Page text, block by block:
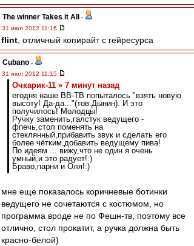
The winner Takes it All
-
31 июл 2012 11:16
flint , отличный копирайт с гейресурса
Cubano -
31 июл 2012 11:15
Очкарик-11 » 7 минут назад
егодня наше ВВ-ТВ попыталось "взять новую
высоту! Да-да..."(тов.Дынин). И это
получилось! Молодцы!
Ручку заменить,галстук ведущего -
фпечь,стол поменять на
стеклянный,прибавить звук и сделать его
более чётким,добавить ведущему пива!
По идеям ... вижу,что не один я очень
умный,и это радует!:)
Браво,парни и Оля!:)
мне еще показалось коричневые ботинки
ведущего не сочетаются с костюмом, но
программа вроде не по Фешн-тв, поэтому все
отлично, стол прокатит, а ручка должна быть
красно-белой)